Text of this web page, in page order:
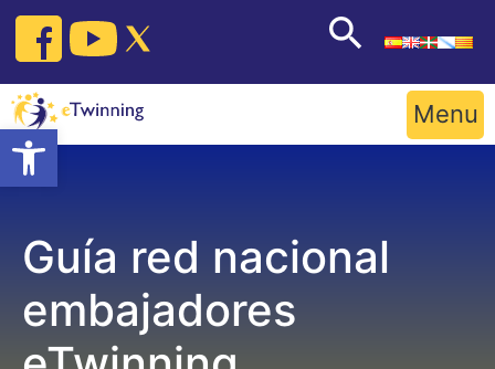
Open toolbar
Skip
content
Menu
Guía red nacional
embajadores